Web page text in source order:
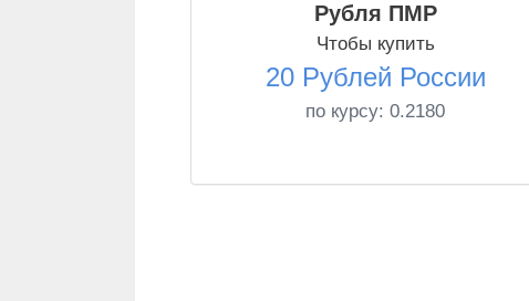
Рубля ПМР
Чтобы купить
20 Рублей России
по курсу: 0.2180